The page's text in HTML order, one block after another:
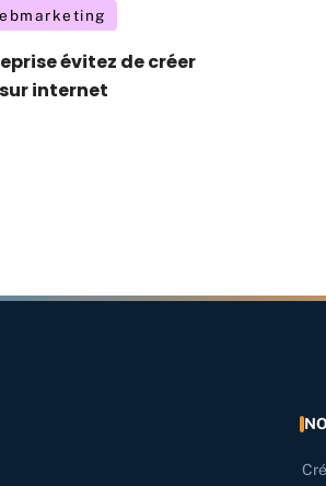
évitez de créer
internet